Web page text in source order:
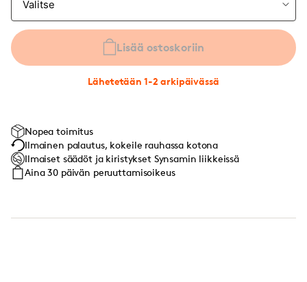
Lisää ostoskoriin
Lähetetään 1-2 arkipäivässä
Nopea toimitus
Ilmainen palautus, kokeile rauhassa kotona
Ilmaiset säädöt ja kiristykset Synsamin liikkeissä
Aina 30 päivän peruuttamisoikeus